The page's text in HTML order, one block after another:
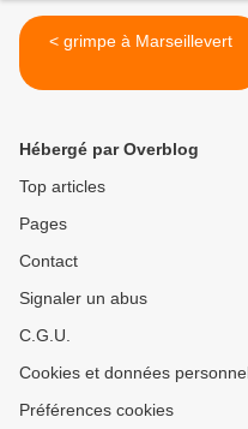
< grimpe à Marseillevert
Hébergé par Overblog
Top articles
Pages
Contact
Signaler un abus
C.G.U.
Cookies et données
Préférences cookies